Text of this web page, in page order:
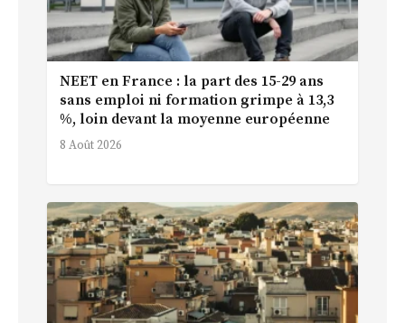
NEET en France : la part des 15-29 ans
sans emploi ni formation grimpe à 13,3
%, loin devant la moyenne européenne
8 Août 2026